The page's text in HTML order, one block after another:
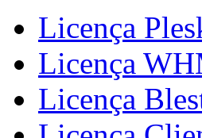
Licença
Licença
Licença